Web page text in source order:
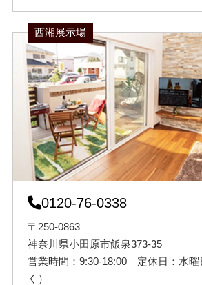
西湘展示場
0120-76-0338
〒250-0863
神奈川県小田原市飯泉373-35
営業時間：9:30-18:00 定休日：水曜
く）